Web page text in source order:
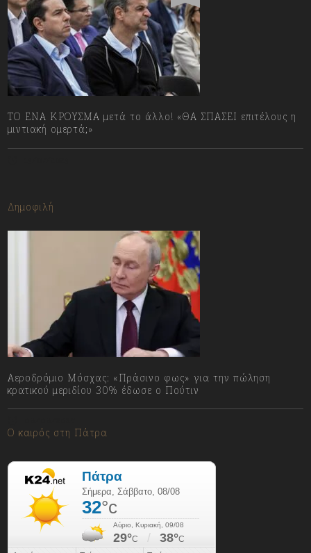
ΤΟ ΕΝΑ ΚΡΟΥΣΜΑ μετά το άλλο! «ΘΑ ΣΠΑΣΕΙ επιτέλους η
μιντιακή ομερτά;»
Δημοφιλή
Αεροδρόμιο Μόσχας: «Πράσινο φως» για την πώληση
κρατικού μεριδίου 30% έδωσε ο Πούτιν
Ο καιρός στη Πάτρα